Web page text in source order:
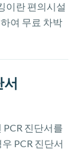
이란 편의시설
여 무료 차박
서
진단서를
PCR 진단서